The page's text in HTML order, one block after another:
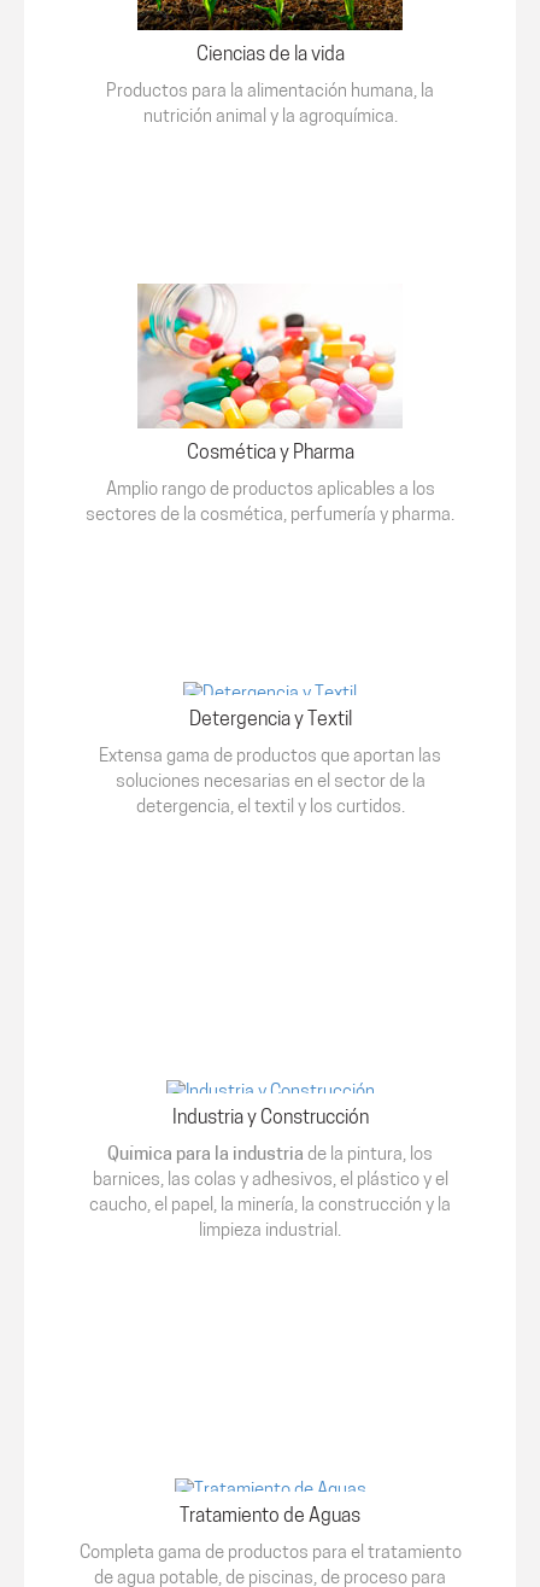
Ciencias de la vida
Productos para la alimentación humana, la
nutrición animal y la agroquímica.
Cosmética y Pharma
Amplio rango de productos aplicables a los
sectores de la cosmética, perfumería y pharma.
Detergencia y Textil
Extensa gama de productos que aportan las
soluciones necesarias en el sector de la
detergencia, el textil y los curtidos.
Industria y Construcción
Química para la industria de la pintura, los
barnices, las colas y adhesivos, el plástico y el
caucho, el papel, la minería, la construcción y la
limpieza industrial.
Tratamiento de Aguas
Completa gama de productos para el tratamiento
de agua potable, de piscinas, de proceso para